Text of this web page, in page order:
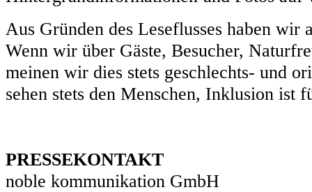
Aus Gründen des Leseflusses haben wir
Wenn wir über Gäste, Besucher,
meinen wir dies stets geschlechts- und
sehen stets den Menschen, Inklusion ist
PRESSEKONTAKT
noble kommunikation GmbH